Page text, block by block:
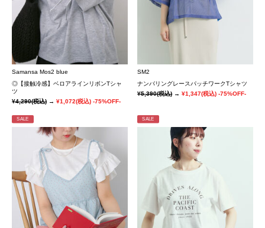
Samansa Mos2 blue
◎【接触冷感】ベロアラインリボンTシャ
ツ
¥4,290(税込) → ¥1,072(税込) -75%OFF-
SM2
ナンバリングレースパッチワークTシャツ
¥5,390(税込)→¥1,347(税込) -75%OFF-
SALE SALE